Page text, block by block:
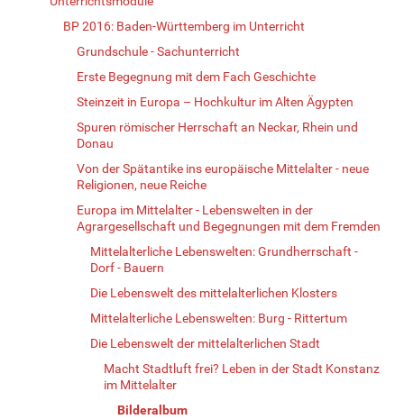
BP 2016: Baden-Württemberg im Unterricht
Grundschule - Sachunterricht
Erste Begegnung mit dem Fach Geschichte
Steinzeit in Europa – Hochkultur im Alten Ägypten
Spuren römischer Herrschaft an Neckar, Rhein und
Donau
Von der Spätantike ins europäische Mittelalter - neue
Religionen, neue Reiche
Europa im Mittelalter - Lebenswelten in der
Agrargesellschaft und Begegnungen mit dem Fremden
Mittelalterliche Lebenswelten: Grundherrschaft -
Dorf - Bauern
Die Lebenswelt des mittelalterlichen Klosters
Mittelalterliche Lebenswelten: Burg - Rittertum
Die Lebenswelt der mittelalterlichen Stadt
Macht Stadtluft frei? Leben in der Stadt Konstanz
im Mittelalter
Bilderalbum